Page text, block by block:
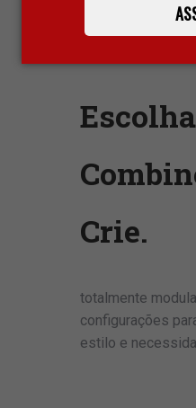
Crie.
totalmente
configurações
estilo e